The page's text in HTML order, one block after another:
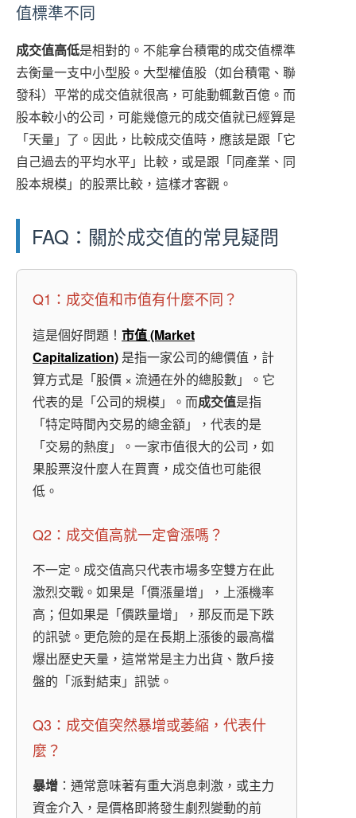
值標準不同
成交值高低是相對的。不能拿台積電的成交值標準
去衡量一支中小型股。大型權值股（如台積電、聯
發科）平常的成交值就很高，可能動輒數百億。而
股本較小的公司，可能幾億元的成交值就已經算是
「天量」了。因此，比較成交值時，應該是跟「它
自己過去的平均水平」比較，或是跟「同產業、同
股本規模」的股票比較，這樣才客觀。
FAQ：關於成交值的常見疑問
Q1：成交值和市值有什麼不同？
這是個好問題！ 市值 (Market
Capitalization) 是指一家公司的總價值，計
算方式是「股價 × 流通在外的總股數」。它
代表的是「公司的規模」。而成交值是指
「特定時間內交易的總金額」，代表的是
「交易的熱度」。一家市值很大的公司，如
果股票沒什麼人在買賣，成交值也可能很
低。
Q2：成交值高就一定會漲嗎？
不一定。成交值高只代表市場多空雙方在此
激烈交戰。如果是「價漲量增」，上漲機率
高；但如果是「價跌量增」，那反而是下跌
的訊號。更危險的是在長期上漲後的最高檔
爆出歷史天量，這常常是主力出貨、散戶接
盤的「派對結束」訊號。
Q3：成交值突然暴增或萎縮，代表什
麼？
暴增 ：通常意味著有重大消息刺激，或主力
資金介入，是價格即將發生劇烈變動的前